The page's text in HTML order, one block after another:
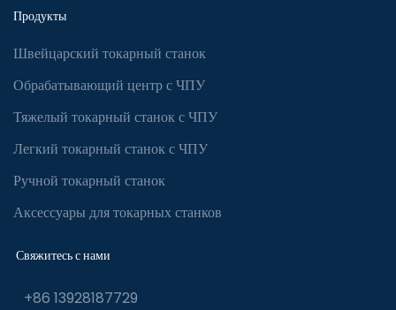
Продукты
Швейцарский токарный станок
Обрабатывающий центр с ЧПУ
Тяжелый токарный станок с ЧПУ
Легкий токарный станок с ЧПУ
Ручной токарный станок
Аксессуары для токарных станков
Свяжитесь с нами
+86 13928187729